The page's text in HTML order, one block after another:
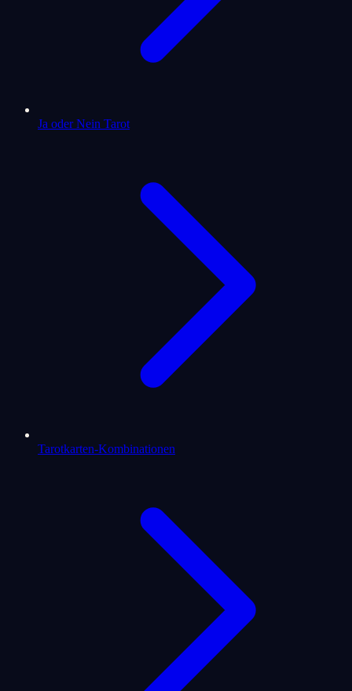
Ja oder Nein Tarot
Tarotkarten-Kombinationen